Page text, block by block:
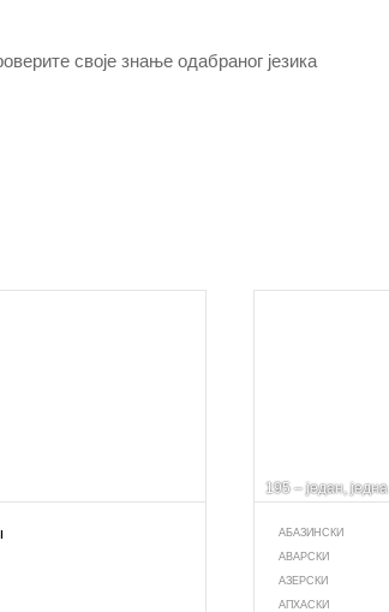
своје знање одабраног језика
195 – један, једна
АБАЗИНСКИ
АВАРСКИ
АЗЕРСКИ
АПХАСКИ